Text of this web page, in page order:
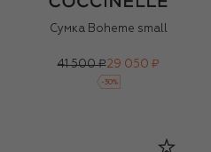
Сумка Boheme small
41 500 ₽29 050 ₽
-30%